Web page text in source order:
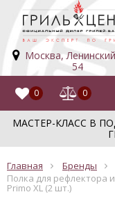
Москва,
54
0 0
МАСТЕР-КЛАСС В
Главная Бренды
Полка для рефлектора
Primo XL (2 шт.)